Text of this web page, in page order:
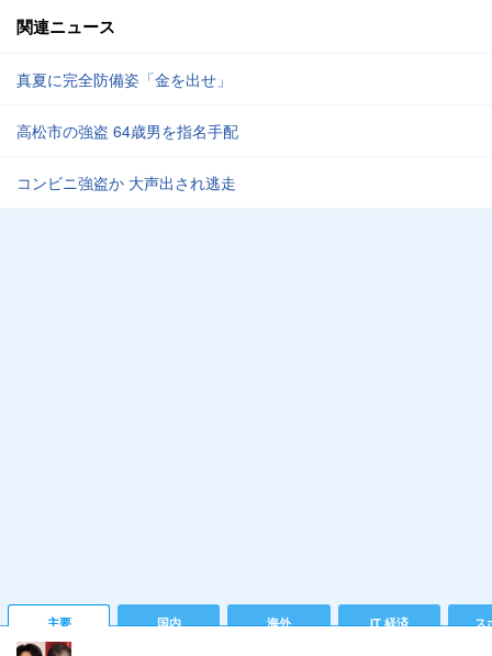
関連ニュース
真夏に完全防備姿「金を出せ」
高松市の強盗 64歳男を指名手配
コンビニ強盗か 大声出され逃走
主要 国内 海外 IT 経済 ス